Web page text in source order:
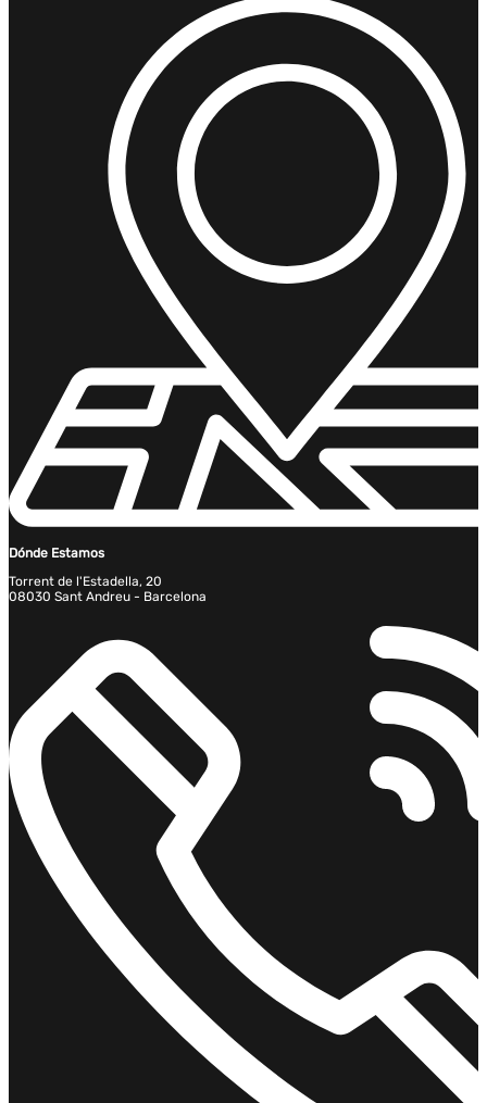
Dónde Estamos
Torrent de l'Estadella, 20
08030 Sant Andreu - Barcelona